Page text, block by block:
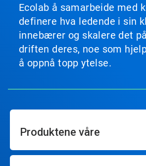
Ecolab å samarbeide med
definere hva ledende i sin
innebærer og skalere det
driften deres, noe som
å oppnå topp ytelse.
Produktene våre